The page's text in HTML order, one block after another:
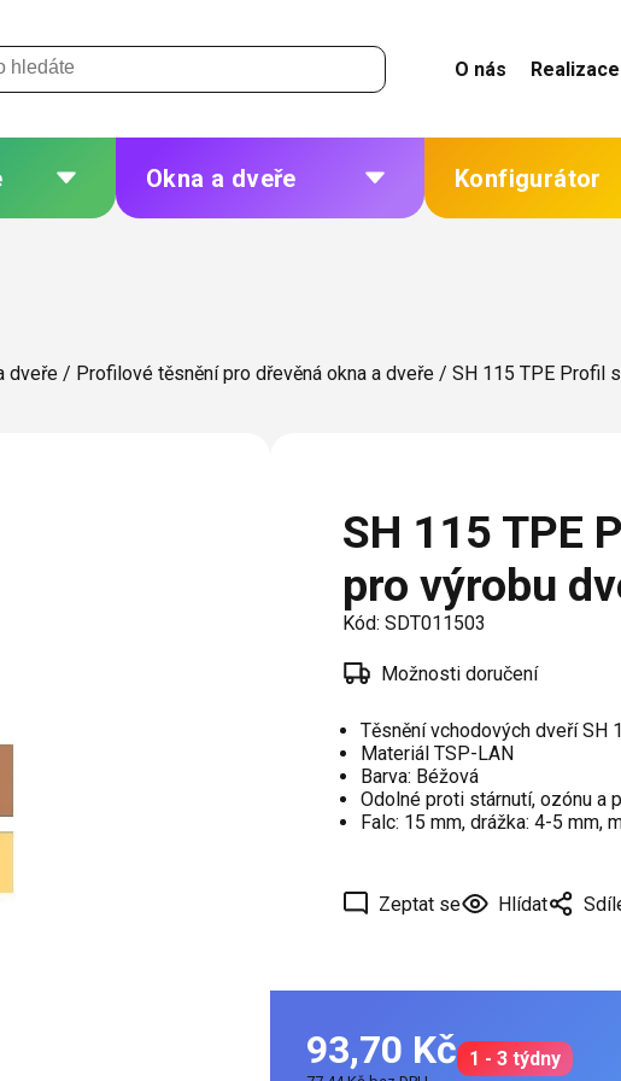
O nás Realizace
Okna a dveře
Ocelová okna a dveře
Konfigurátor
Rolety
dveře / Profilové těsnění pro dřevěná okna a dveře / SH 115 TPE Profil
SH 115 TPE
pro výrobu
Kód: SDT011503
Možnosti doručení
Těsnění vchodových dveří SH
Materiál TSP-LAN
Barva: Béžová
Odolné proti stárnutí, ozónu a
Falc: 15 mm, drážka: 4-5 mm,
Zeptat se Hlídat
93,70 Kč 1 - 3 týdny